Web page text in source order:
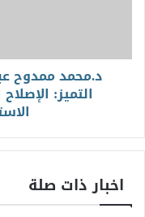
د.محمد ممدوح
التميز:
اخبار ذات صلة